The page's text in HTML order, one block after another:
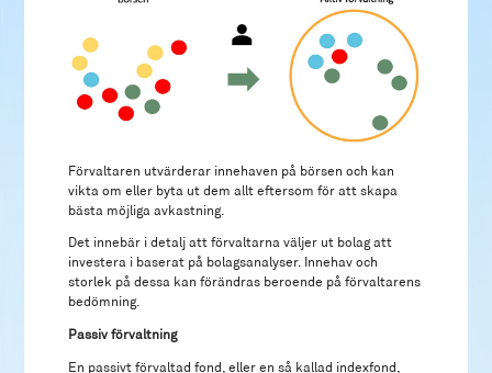
Förvaltaren utvärderar innehaven på börsen och kan
vikta om eller byta ut dem allt eftersom för att skapa
bästa möjliga avkastning.
Det innebär i detalj att förvaltarna väljer ut bolag att
investera i baserat på bolagsanalyser. Innehav och
storlek på dessa kan förändras beroende på förvaltarens
bedömning.
Passiv förvaltning
En passivt förvaltad fond, eller en så kallad indexfond,